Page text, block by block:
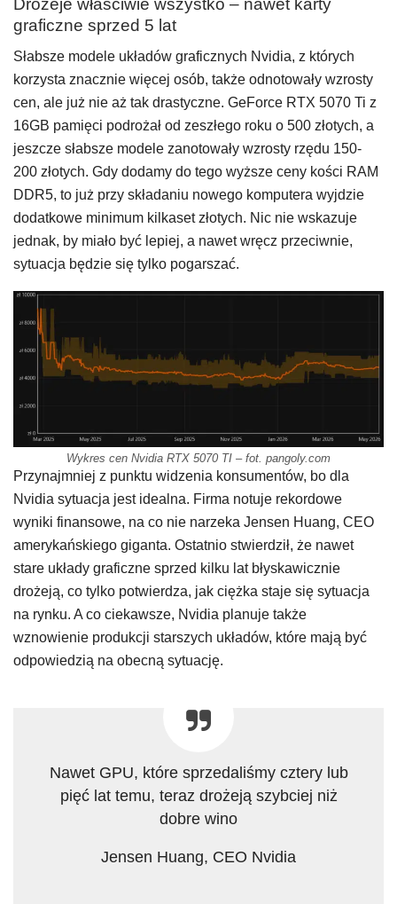
Drożeje właściwie wszystko – nawet karty
graficzne sprzed 5 lat
Słabsze modele układów graficznych Nvidia, z których
korzysta znacznie więcej osób, także odnotowały wzrosty
cen, ale już nie aż tak drastyczne. GeForce RTX 5070 Ti z
16GB pamięci podrożał od zeszłego roku o 500 złotych, a
jeszcze słabsze modele zanotowały wzrosty rzędu 150-
200 złotych. Gdy dodamy do tego wyższe ceny kości RAM
DDR5, to już przy składaniu nowego komputera wyjdzie
dodatkowe minimum kilkaset złotych. Nic nie wskazuje
jednak, by miało być lepiej, a nawet wręcz przeciwnie,
sytuacja będzie się tylko pogarszać.
Wykres cen Nvidia RTX 5070 TI – fot. pangoly.com
Przynajmniej z punktu widzenia konsumentów, bo dla
Nvidia sytuacja jest idealna. Firma notuje rekordowe
wyniki finansowe, na co nie narzeka Jensen Huang, CEO
amerykańskiego giganta. Ostatnio stwierdził, że nawet
stare układy graficzne sprzed kilku lat błyskawicznie
drożeją, co tylko potwierdza, jak ciężka staje się sytuacja
na rynku. A co ciekawsze, Nvidia planuje także
wznowienie produkcji starszych układów, które mają być
odpowiedzią na obecną sytuację.
Nawet GPU, które sprzedaliśmy cztery lub
pięć lat temu, teraz drożeją szybciej niż
dobre wino
Jensen Huang, CEO Nvidia